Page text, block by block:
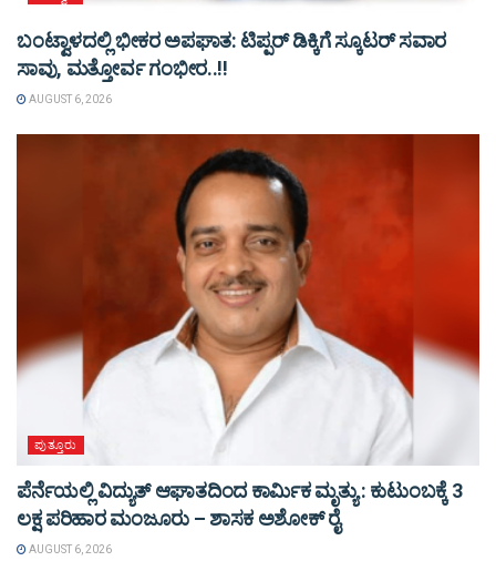
ಬಂಟ್ವಾಳದಲ್ಲಿ ಭೀಕರ ಅಪಘಾತ: ಟಿಪ್ಪರ್ ಡಿಕ್ಕಿಗೆ ಸ್ಕೂಟರ್ ಸವಾರ
ಸಾವು, ಮತ್ತೋರ್ವ ಗಂಭೀರ..!!
AUGUST 6, 2026
ಪುತ್ತೂರು
ಪೆರ್ನೆಯಲ್ಲಿ ವಿದ್ಯುತ್ ಆಘಾತದಿಂದ ಕಾರ್ಮಿಕ ಮೃತ್ಯು : ಕುಟುಂಬಕ್ಕೆ 3
ಲಕ್ಷ ಪರಿಹಾರ ಮಂಜೂರು – ಶಾಸಕ ಅಶೋಕ್ ರೈ
AUGUST 6, 2026